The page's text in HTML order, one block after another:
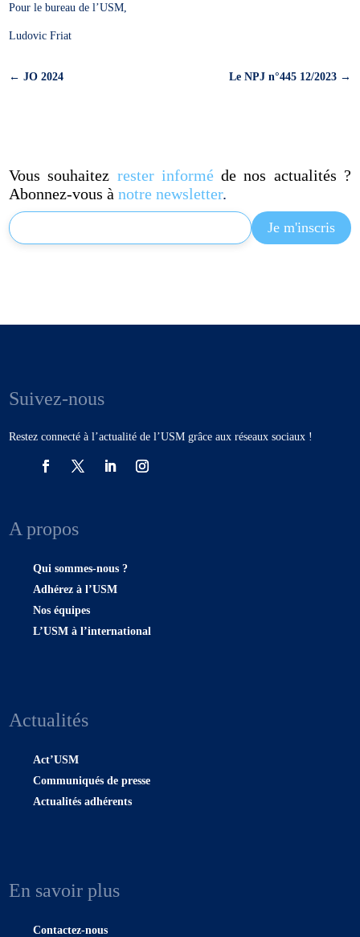
Pour le bureau de l’USM,
Ludovic Friat
←JO 2024 Le NPJ n°445 12/2023→
Vous souhaitez rester informéde nos actualités ?
Abonnez-vous ànotre newsletter.
Suivez-nous
Restez connecté à l’actualité de l’USM grâce aux réseaux sociaux !
A propos
Qui sommes-nous ?
Adhérez à l’USM
Nos équipes
L’USM à l’international
Actualités
Act’USM
Communiqués de presse
Actualités adhérents
En savoir plus
Contactez-nous